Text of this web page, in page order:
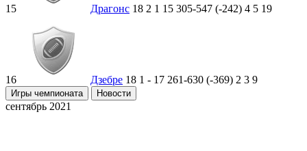
15 Драгонс 18 2 1 15 305-547 (-242) 4 5 19
16 Дзебре 18 1 - 17 261-630 (-369) 2 3 9
Игры чемпионата Новости
сентябрь 2021